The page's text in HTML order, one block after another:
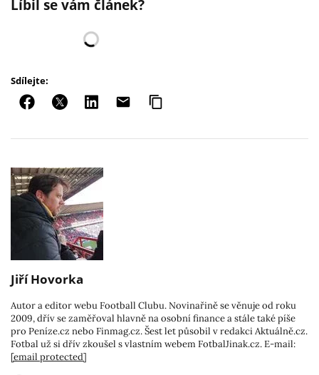
Líbil se vám článek?
Sdílejte:
Jiří Hovorka
Autor a editor webu Football Clubu. Novinařině se věnuje od roku
2009, dřív se zaměřoval hlavně na osobní finance a stále také píše
pro Peníze.cz nebo Finmag.cz. Šest let působil v redakci Aktuálně.cz.
Fotbal už si dřív zkoušel s vlastním webem FotbalJinak.cz. E-mail:
[email protected]